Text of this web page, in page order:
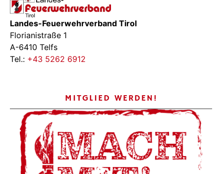
Landes-Feuerwehrverband Tirol
Florianistraße 1
A-6410 Telfs
Tel.: +43 5262 6912
MITGLIED WERDEN!